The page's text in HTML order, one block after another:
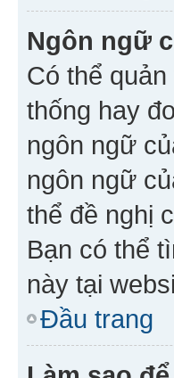
Ngôn ngữ
Có thể
thống hay
ngôn ngữ
ngôn ngữ
thể đề nghị
Bạn có thể
này tại
Đầu trang